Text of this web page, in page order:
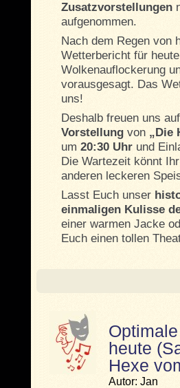
Zusatzvorstellungen
aufgenommen.
Nach dem Regen von
Wetterbericht für
Wolkenauflockerung
vorausgesagt. Das
uns!
Deshalb freuen uns
Vorstellung von „Die
um 20:30 Uhr und
Die Wartezeit könnt
anderen leckeren
Lasst Euch unser
einmaligen Kulisse
einer warmen Jacke
Euch einen tollen
heute
Hexe
Autor: Jan